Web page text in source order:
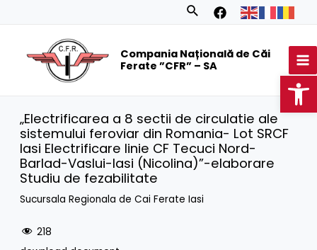
Search
Compania Națională de Căi
Ferate ”CFR” – SA
„Electrificarea a 8 sectii de circulatie ale
sistemului feroviar din Romania- Lot SRCF
Iasi Electrificare linie CF Tecuci Nord-
Barlad-Vaslui-Iasi (Nicolina)”-elaborare
Studiu de fezabilitate
Sucursala Regionala de Cai Ferate Iasi
218